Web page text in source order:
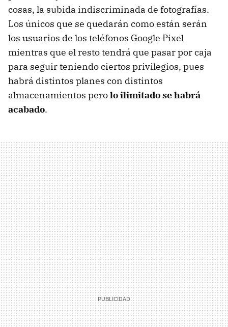
cosas, la subida indiscriminada de fotografías.
Los únicos que se quedarán como están serán
los usuarios de los teléfonos Google Pixel
mientras que el resto tendrá que pasar por caja
para seguir teniendo ciertos privilegios, pues
habrá distintos planes con distintos
almacenamientos perolo ilimitado se habrá
acabado.